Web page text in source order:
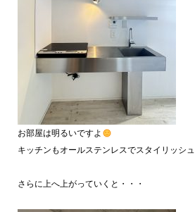
お部屋は明るいですよ
キッチンもオールステンレスでスタイリッシュ
さらに上へ上がっていくと・・・